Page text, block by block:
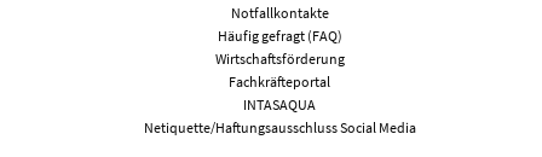
Notfallkontakte
Häufig gefragt (FAQ)
Wirtschaftsförderung
Fachkräfteportal
INTASAQUA
Netiquette/Haftungsausschluss Social Media